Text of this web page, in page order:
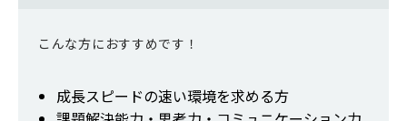
こんな方におすすめです！
成長スピードの速い環境を求める方